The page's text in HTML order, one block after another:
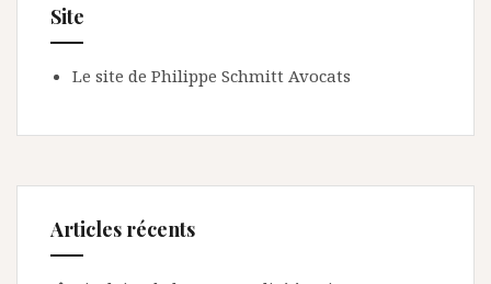
Site
Le site de Philippe Schmitt Avocats
Articles récents